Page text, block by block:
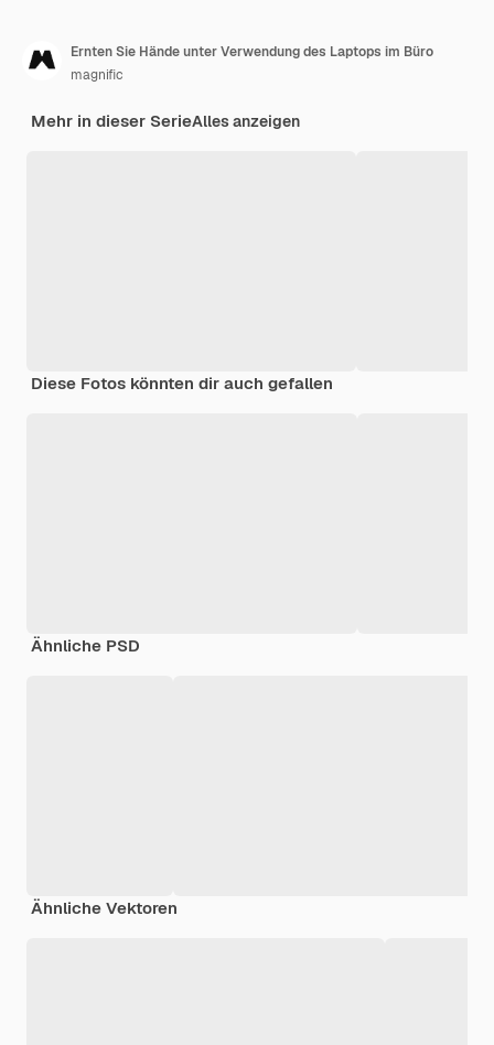
Ernten Sie Hände unter Verwendung des Laptops im Büro
magnific
Mehr in dieser SerieAlles anzeigen
Diese Fotos könnten dir auch gefallen
Ähnliche PSD
Ähnliche Vektoren